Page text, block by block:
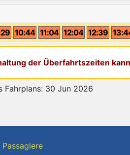
10:44 11:04 12:04 12:39
der Überfahrtszeiten
Fahrplans: 30 Jun 2026